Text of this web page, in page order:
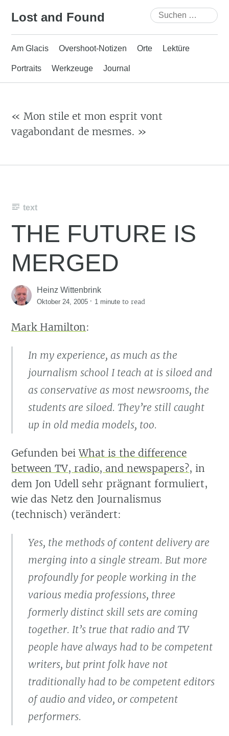
Lost and Found
Suchen
nach:
Am Glacis Overshoot-Notizen Orte Lektüre
Portraits Werkzeuge Journal
« Mon stile et mon esprit vont
vagabondant de mesmes. »
text
THE FUTURE IS
MERGED
Heinz Wittenbrink
Oktober 24, 2005 · 1 minute to read
Mark Hamilton:
In my experience, as much as the
journalism school I teach at is siloed and
as conservative as most newsrooms, the
students are siloed. They’re still caught
up in old media models, too.
Gefunden beiWhat is the difference
between TV, radio, and newspapers?, in
dem Jon Udell sehr prägnant formuliert,
wie das Netz den Journalismus
(technisch) verändert:
Yes, the methods of content delivery are
merging into a single stream. But more
profoundly for people working in the
various media professions, three
formerly distinct skill sets are coming
together. It’s true that radio and TV
people have always had to be competent
writers, but print folk have not
traditionally had to be competent editors
of audio and video, or competent
performers.